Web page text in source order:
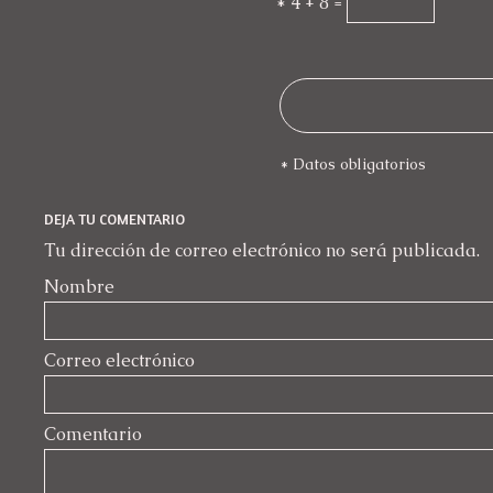
* Datos obligatorios
DEJA TU COMENTARIO
Tu dirección de correo electrónico no será publicada.
Nombre
Correo electrónico
Comentario